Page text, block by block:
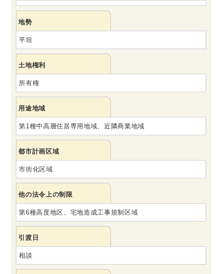
地勢
平坦
土地権利
所有権
用途地域
第1種中高層住居専用地域、近隣商業地域
都市計画区域
市街化区域
他の法令上の制限
第6種高度地区、宅地造成工事規制区域
引渡日
相談